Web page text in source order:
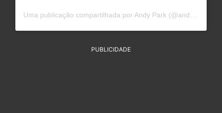
Uma publicação compartilhada por Andy Park (@andyparkart)
PUBLICIDADE